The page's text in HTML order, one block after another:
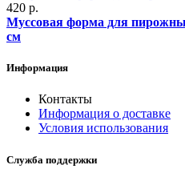
420 р.
Муссовая форма для
см
Информация
Контакты
Информация о доставке
Условия использования
Служба поддержки